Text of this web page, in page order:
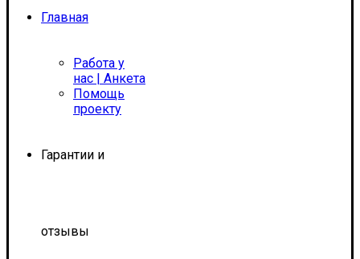
Главная
Работа у
нас | Анкета
Помощь
проекту
Гарантии и
отзывы